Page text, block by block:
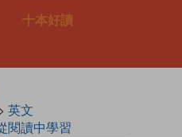
十本好讀
英文
閱讀中學習